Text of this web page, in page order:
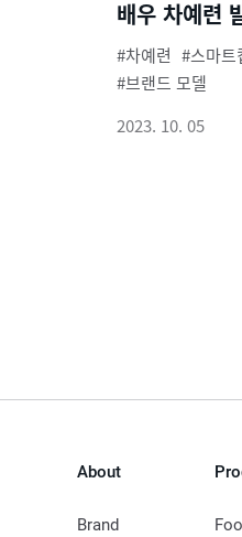
배우 차예련
차예련 스마트
브랜드 모델
2023. 10. 05
About
Brand